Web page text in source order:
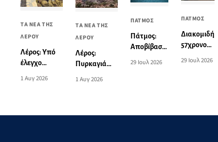
ΤΑ ΝΕΑ ΤΗΣ
ΛΕΡΟΥ
Λέρος: Υπό
έλεγχο
πυρκαγιά
1 Αυγ 2026
ΤΑ ΝΕΑ ΤΗΣ
ΛΕΡΟΥ
Λέρος:
Πυρκαγιά
Ανεμόμυλους
1 Αυγ 2026
ΠΑΤΜΟΣ
Πάτμος:
Αποβίβαση
29 Ιουλ 2026
ΠΑΤΜΟΣ
Διακομιδή
57χρονου
29 Ιουλ 2026